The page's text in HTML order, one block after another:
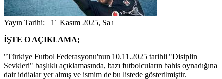
Yayın Tarihi: 11 Kasım 2025, Salı
İŞTE O AÇIKLAMA;
"Türkiye Futbol Federasyonu'nun 10.11.2025 tarihli "Disiplin
Sevkleri" başlıklı açıklamasında, bazı futbolcuların bahis oynadığına
dair iddialar yer almış ve ismim de bu listede gösterilmiştir.